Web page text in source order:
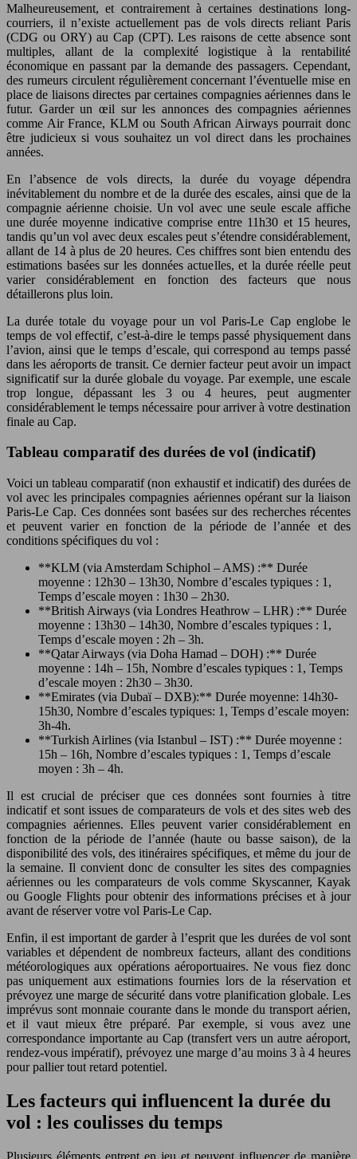
Malheureusement, et contrairement à certaines destinations long-
courriers, il n’existe actuellement pas de vols directs reliant Paris
(CDG ou ORY) au Cap (CPT). Les raisons de cette absence sont
multiples, allant de la complexité logistique à la rentabilité
économique en passant par la demande des passagers. Cependant,
des rumeurs circulent régulièrement concernant l’éventuelle mise en
place de liaisons directes par certaines compagnies aériennes dans le
futur. Garder un œil sur les annonces des compagnies aériennes
comme Air France, KLM ou South African Airways pourrait donc
être judicieux si vous souhaitez un vol direct dans les prochaines
années.
En l’absence de vols directs, la durée du voyage dépendra
inévitablement du nombre et de la durée des escales, ainsi que de la
compagnie aérienne choisie. Un vol avec une seule escale affiche
une durée moyenne indicative comprise entre 11h30 et 15 heures,
tandis qu’un vol avec deux escales peut s’étendre considérablement,
allant de 14 à plus de 20 heures. Ces chiffres sont bien entendu des
estimations basées sur les données actuelles, et la durée réelle peut
varier considérablement en fonction des facteurs que nous
détaillerons plus loin.
La durée totale du voyage pour un vol Paris-Le Cap englobe le
temps de vol effectif, c’est-à-dire le temps passé physiquement dans
l’avion, ainsi que le temps d’escale, qui correspond au temps passé
dans les aéroports de transit. Ce dernier facteur peut avoir un impact
significatif sur la durée globale du voyage. Par exemple, une escale
trop longue, dépassant les 3 ou 4 heures, peut augmenter
considérablement le temps nécessaire pour arriver à votre destination
finale au Cap.
Tableau comparatif des durées de vol (indicatif)
Voici un tableau comparatif (non exhaustif et indicatif) des durées de
vol avec les principales compagnies aériennes opérant sur la liaison
Paris-Le Cap. Ces données sont basées sur des recherches récentes
et peuvent varier en fonction de la période de l’année et des
conditions spécifiques du vol :
**KLM (via Amsterdam Schiphol – AMS) :** Durée
moyenne : 12h30 – 13h30, Nombre d’escales typiques : 1,
Temps d’escale moyen : 1h30 – 2h30.
**British Airways (via Londres Heathrow – LHR) :** Durée
moyenne : 13h30 – 14h30, Nombre d’escales typiques : 1,
Temps d’escale moyen : 2h – 3h.
**Qatar Airways (via Doha Hamad – DOH) :** Durée
moyenne : 14h – 15h, Nombre d’escales typiques : 1, Temps
d’escale moyen : 2h30 – 3h30.
**Emirates (via Dubaï – DXB):** Durée moyenne: 14h30-
15h30, Nombre d’escales typiques: 1, Temps d’escale moyen:
3h-4h.
**Turkish Airlines (via Istanbul – IST) :** Durée moyenne :
15h – 16h, Nombre d’escales typiques : 1, Temps d’escale
moyen : 3h – 4h.
Il est crucial de préciser que ces données sont fournies à titre
indicatif et sont issues de comparateurs de vols et des sites web des
compagnies aériennes. Elles peuvent varier considérablement en
fonction de la période de l’année (haute ou basse saison), de la
disponibilité des vols, des itinéraires spécifiques, et même du jour de
la semaine. Il convient donc de consulter les sites des compagnies
aériennes ou les comparateurs de vols comme Skyscanner, Kayak
ou Google Flights pour obtenir des informations précises et à jour
avant de réserver votre vol Paris-Le Cap.
Enfin, il est important de garder à l’esprit que les durées de vol sont
variables et dépendent de nombreux facteurs, allant des conditions
météorologiques aux opérations aéroportuaires. Ne vous fiez donc
pas uniquement aux estimations fournies lors de la réservation et
prévoyez une marge de sécurité dans votre planification globale. Les
imprévus sont monnaie courante dans le monde du transport aérien,
et il vaut mieux être préparé. Par exemple, si vous avez une
correspondance importante au Cap (transfert vers un autre aéroport,
rendez-vous impératif), prévoyez une marge d’au moins 3 à 4 heures
pour pallier tout retard potentiel.
Les facteurs qui influencent la durée du
vol : les coulisses du temps
Plusieurs éléments entrent en jeu et peuvent influencer de manière